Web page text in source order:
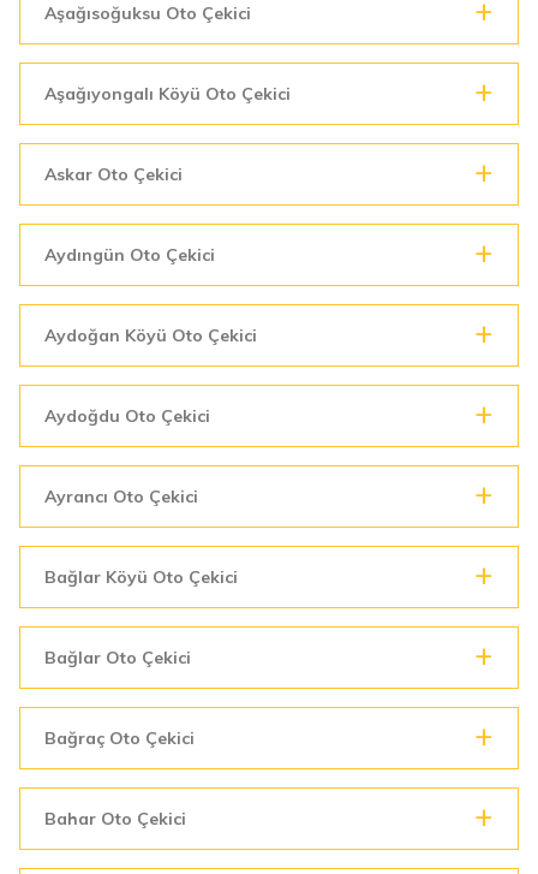
Aşağısoğuksu Oto Çekici
Aşağıyongalı Köyü Oto Çekici
Askar Oto Çekici
Aydıngün Oto Çekici
Aydoğan Köyü Oto Çekici
Aydoğdu Oto Çekici
Ayrancı Oto Çekici
Bağlar Köyü Oto Çekici
Bağlar Oto Çekici
Bağraç Oto Çekici
Bahar Oto Çekici